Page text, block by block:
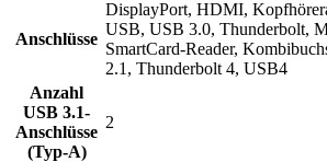
Anschlüsse
DisplayPort, HDMI,
USB, USB 3.0, Thunderbolt,
SmartCard-Reader,
2.1, Thunderbolt 4, USB4
Anzahl
USB 3.1-
Anschlüsse
(Typ-A)
2